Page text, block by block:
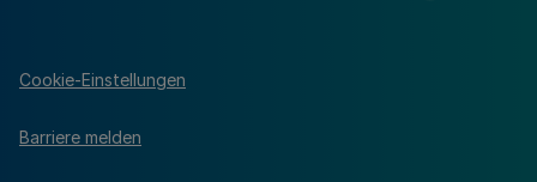
Cookie-Einstellungen
Barriere melden